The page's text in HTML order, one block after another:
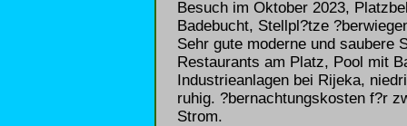
Besuch im Oktober 2023,
Badebucht, Stellpl?tze
Sehr gute moderne und saubere
Restaurants am Platz, Pool mit
Industrieanlagen bei Rijeka,
ruhig. ?bernachtungskosten f?r
Strom.